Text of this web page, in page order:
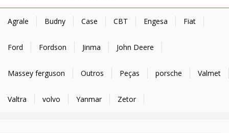
Agrale Budny Case CBT Engesa Fiat
Ford Fordson Jinma John Deere
Massey ferguson Outros Peças porsche Valmet
Valtra volvo Yanmar Zetor